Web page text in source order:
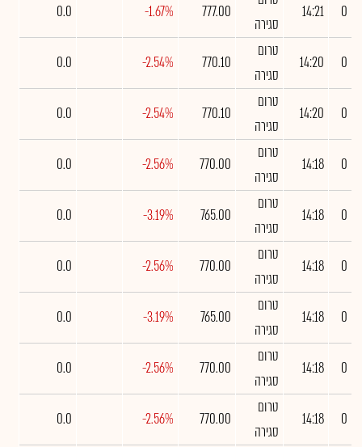
0
14:21
סגירה
777.00
-1.67%
0.0
0
14:20
טרום
סגירה
770.10
-2.54%
0.0
0
14:20
טרום
סגירה
770.10
-2.54%
0.0
0
14:18
טרום
סגירה
770.00
-2.56%
0.0
0
14:18
טרום
סגירה
765.00
-3.19%
0.0
0
14:18
טרום
סגירה
770.00
-2.56%
0.0
0
14:18
טרום
סגירה
765.00
-3.19%
0.0
0
14:18
טרום
סגירה
770.00
-2.56%
0.0
0
14:18
טרום
סגירה
770.00
-2.56%
0.0